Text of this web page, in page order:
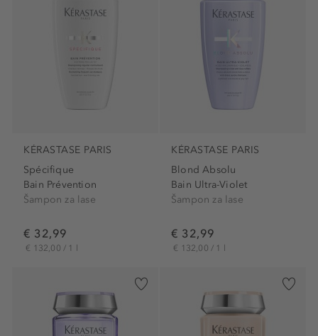
KÉRASTASE PARIS
Spécifique
Bain Prévention
Šampon za lase
€ 32,99
€ 132,00 / 1 l
KÉRASTASE PARIS
Blond Absolu
Bain Ultra-Violet
Šampon za lase
€ 32,99
€ 132,00 / 1 l